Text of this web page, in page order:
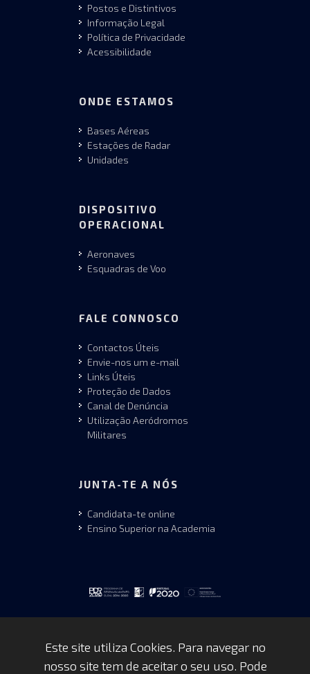
Postos e Distintivos
Informação Legal
Política de Privacidade
Acessibilidade
ONDE ESTAMOS
Bases Aéreas
Estações de Radar
Unidades
DISPOSITIVO
OPERACIONAL
Aeronaves
Esquadras de Voo
FALE CONNOSCO
Contactos Úteis
Envie-nos um e-mail
Links Úteis
Proteção de Dados
Canal de Denúncia
Utilização Aeródromos
Militares
JUNTA-TE A NÓS
Candidata-te online
Ensino Superior na Academia
Este site utiliza Cookies. Para navegar no
nosso site tem de aceitar o seu uso. Pode